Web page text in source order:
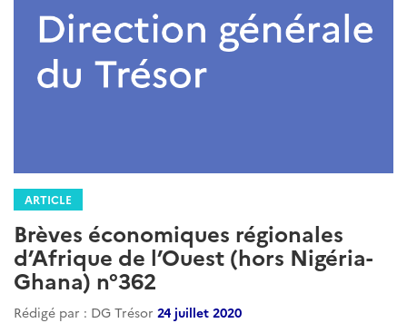
ARTICLE
Brèves économiques régionales
d’Afrique de l’Ouest (hors Nigéria-
Ghana) n°362
Rédigé par : DG Trésor 24 juillet 2020